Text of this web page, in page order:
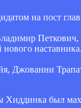
на пост
Джованни
Хиддинка был